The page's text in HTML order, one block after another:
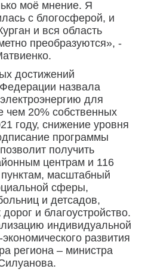
моё мнение. Я
с блогосферой, и
и вся область
преобразуются», -
достижений
назвала
для
чем 20% собственных
году, снижение уровня
программы
получить
центрам и 116
масштабный
сферы,
и детсадов,
и благоустройство.
индивидуальной
развития
региона – министра